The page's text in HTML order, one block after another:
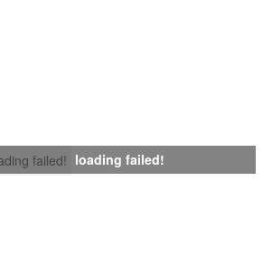
failed! loading failed!